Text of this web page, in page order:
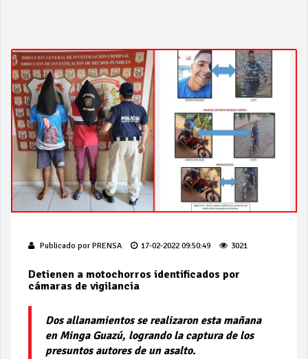
Publicado por PRENSA 17-02-2022 09:50:49 3021
Detienen a motochorros identificados por
cámaras de vigilancia
Dos allanamientos se realizaron esta mañana
en Minga Guazú, logrando la captura de los
presuntos autores de un asalto.